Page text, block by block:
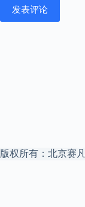
发表评论
版权所有：北京赛